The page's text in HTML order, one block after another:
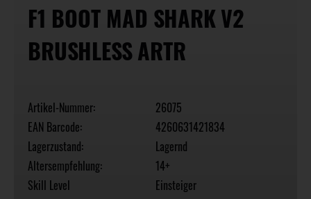
F1 BOOT MAD SHARK V2
BRUSHLESS ARTR
Artikel-Nummer:
26075
EAN Barcode:
4260631421834
Lagerzustand:
Lagernd
Altersempfehlung:
14+
Skill Level
Einsteiger